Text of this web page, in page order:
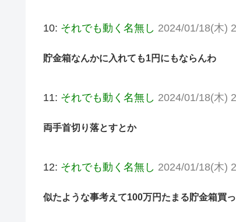
10: それでも動く名無し 2024/01/18(木)
貯金箱なんかに入れても1円にもならんわ
11: それでも動く名無し 2024/01/18(木)
両手首切り落とすとか
12: それでも動く名無し 2024/01/18(木)
似たような事考えて100万円たまる貯金箱買